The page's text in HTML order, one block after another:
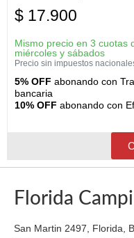
$ 17.900
Mismo precio en 3 cuotas
miércoles y sábados
Precio sin impuestos
5% OFF abonando con
bancaria
10% OFF abonando con
Florida
San Martin 2497, Florida,